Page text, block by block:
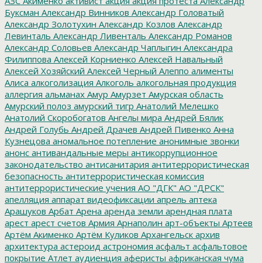
Буксман Александр Винников Александр Головатый
Александр Золотухин Александр Козлов Александр
Левинталь Александр Ливенталь Александр Романов
Александр Соловьев Александр Чаплыгин Александра
Филиппова Алексей Корниенко Алексей Навальный
Алексей Хозяйский Алексей Черный Алеппо алименты
Алиса алкоголизация Алкоголь алкогольная продукция
аллергия альманах Амур Амурзет Амурская область
Амурский полоз амурский тигр Анатолий Мелешко
Анатолий Скоробогатов Ангелы мира Андрей Бялик
Андрей Голубь Андрей Драчев Андрей Пивенко Анна
Кузнецова аномальное потепление анонимные звонки
анонс антивандальные меры антикоррупционное
законодательство антисанитария антитеррористическая
безопасность антитеррористическая комиссия
антитеррористические учения АО "ДГК" АО "ДРСК"
апелляция аппарат видеофиксации апрель аптека
Арашуков Арбат Арена аренда земли арендная плата
арест арест счетов Армия Арнаполин арт-объекты Артеев
Артём Акименко Артём Куликов Архангельск архив
архитектура астероид астрономия асфальт асфальтовое
покрытие Атлет аудиенция аферисты африканская чума